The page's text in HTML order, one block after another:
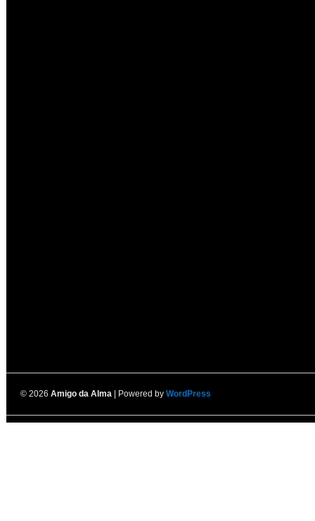
© 2026 Amigo da Alma | Powered by WordPress